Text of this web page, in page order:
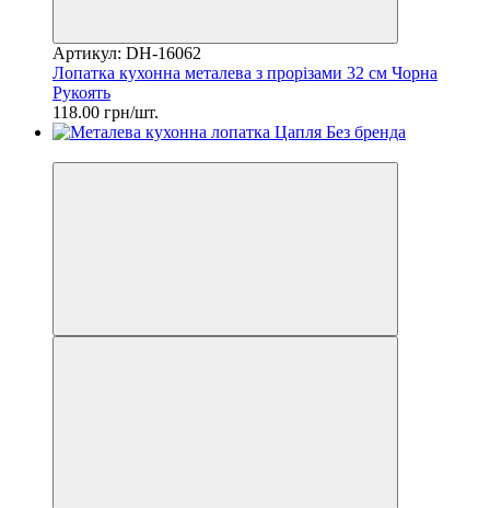
Артикул: DH-16062
Лопатка кухонна металева з прорізами 32 см Чорна
Рукоять
118.00 грн/шт.